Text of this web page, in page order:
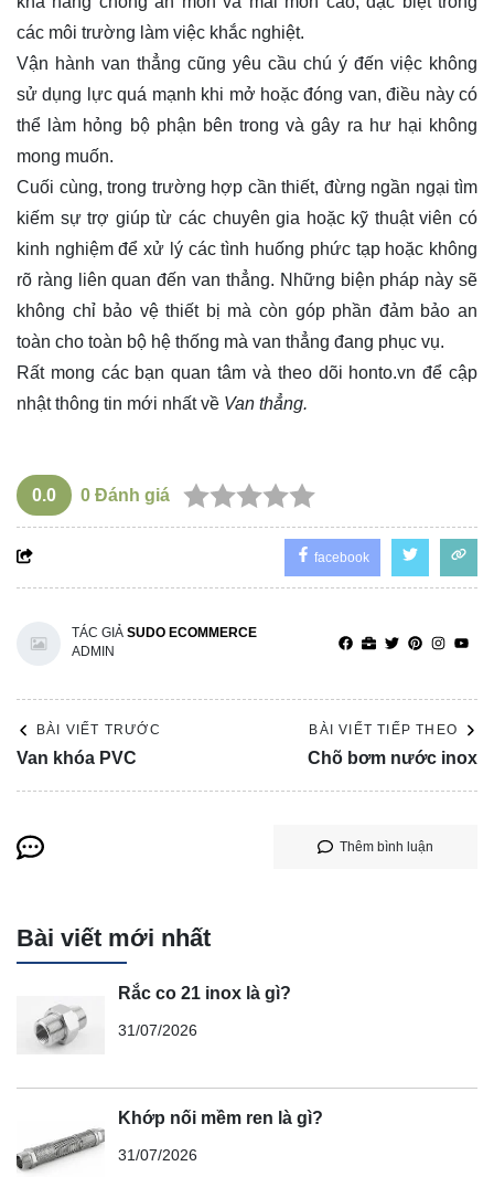
các môi trường làm việc khắc nghiệt.
Vận hành van thẳng cũng yêu cầu chú ý đến việc không
sử dụng lực quá mạnh khi mở hoặc đóng van, điều này có
thể làm hỏng bộ phận bên trong và gây ra hư hại không
mong muốn.
Cuối cùng, trong trường hợp cần thiết, đừng ngần ngại tìm
kiếm sự trợ giúp từ các chuyên gia hoặc kỹ thuật viên có
kinh nghiệm để xử lý các tình huống phức tạp hoặc không
rõ ràng liên quan đến van thẳng. Những biện pháp này sẽ
không chỉ bảo vệ thiết bị mà còn góp phần đảm bảo an
toàn cho toàn bộ hệ thống mà van thẳng đang phục vụ.
Rất mong các bạn quan tâm và theo dõi honto.vn để cập
nhật thông tin mới nhất về Van thẳng.
0.0 0 Đánh giá
facebook
TÁC GIẢ SUDO ECOMMERCE
ADMIN
BÀI VIẾT TRƯỚC
Van khóa PVC
BÀI VIẾT TIẾP THEO
Chõ bơm nước inox
Thêm bình luận
Bài viết mới nhất
Rắc co 21 inox là gì?
31/07/2026
Khớp nối mềm ren là gì?
31/07/2026